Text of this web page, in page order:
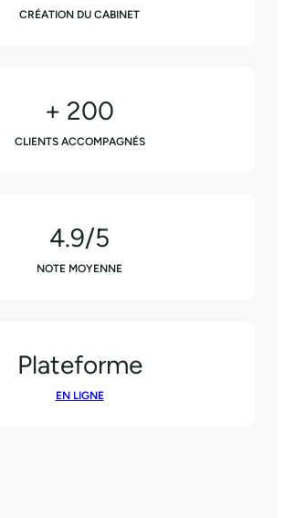
CRÉATION DU CABINET
+ 200
CLIENTS ACCOMPAGNÉS
4.9/5
NOTE MOYENNE
Plateforme
EN LIGNE